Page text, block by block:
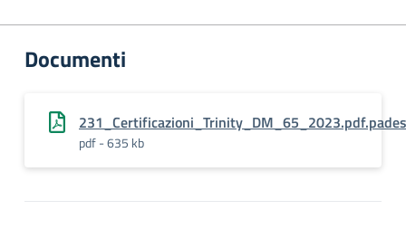
Documenti
231_Certificazioni_Trinity_DM_65_2023.pdf.pades
pdf - 635 kb